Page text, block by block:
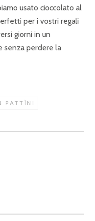
usato cioccolato al
per i vostri regali
giorni in un
senza perdere la
PATTÌNI